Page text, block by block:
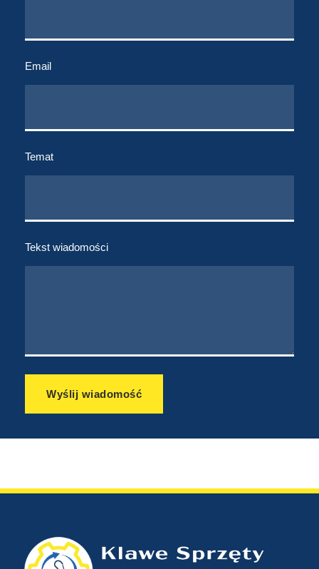
Email
Temat
Tekst wiadomości
Wyślij wiadomość